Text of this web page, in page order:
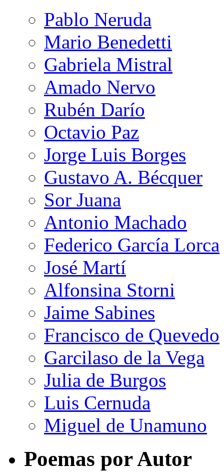
Pablo Neruda
Mario Benedetti
Gabriela Mistral
Amado Nervo
Rubén Darío
Octavio Paz
Jorge Luis Borges
Gustavo A. Bécquer
Sor Juana
Antonio Machado
Federico García Lorca
José Martí
Alfonsina Storni
Jaime Sabines
Francisco de Quevedo
Garcilaso de la Vega
Julia de Burgos
Luis Cernuda
Miguel de Unamuno
Poemas por Autor